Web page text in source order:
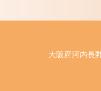
大阪府河内長